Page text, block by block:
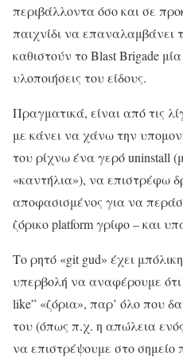
περιβάλλοντα όσο και σε
παιχνίδι να επαναλαμβάνει
καθιστούν το Blast Brigade
υλοποιήσεις του είδους.
Πραγματικά, είναι από τις
με κάνει να χάνω την
του ρίχνω ένα γερό uninstall
«καντήλια»), να επιστρέφω
αποφασισμένος για να
ζόρικο platform γρίφο – και
Το ρητό «git gud» έχει
υπερβολή να αναφέρουμε ότι
like” «ζόρια», παρ’ όλο που
του (όπως π.χ. η απώλεια
να επιστρέψουμε στο σημείο